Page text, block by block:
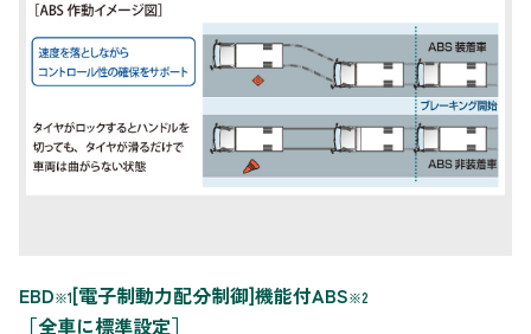
EBD※1[電子制動力配分制御]機能付ABS※2
［全車に標準設定］